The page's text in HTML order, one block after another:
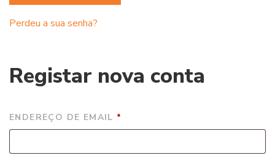
Perdeu a sua senha?
Registar nova conta
ENDEREÇO DE EMAIL *